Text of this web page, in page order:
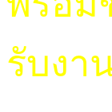
รับงา